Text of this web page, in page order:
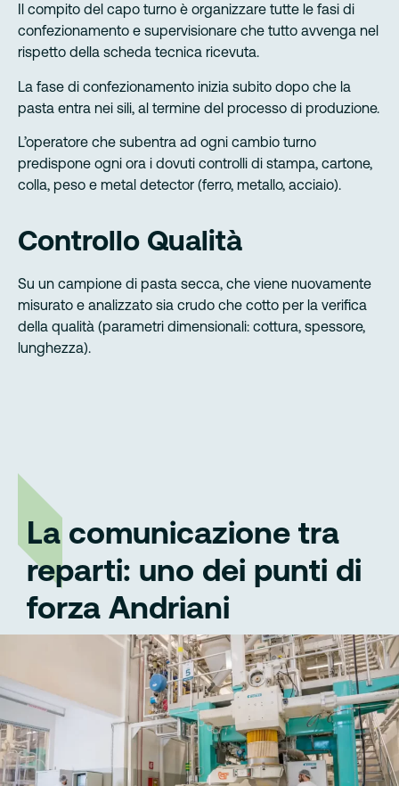
Il compito del capo turno è organizzare tutte le fasi di
confezionamento e supervisionare che tutto avvenga nel
rispetto della scheda tecnica ricevuta.
La fase di confezionamento inizia subito dopo che la
pasta entra nei sili, al termine del processo di produzione.
L’operatore che subentra ad ogni cambio turno
predispone ogni ora i dovuti controlli di stampa, cartone,
colla, peso e metal detector (ferro, metallo, acciaio).
Controllo Qualità
Su un campione di pasta secca, che viene nuovamente
misurato e analizzato sia crudo che cotto per la verifica
della qualità (parametri dimensionali: cottura, spessore,
lunghezza).
La comunicazione tra
reparti: uno dei punti di
forza Andriani